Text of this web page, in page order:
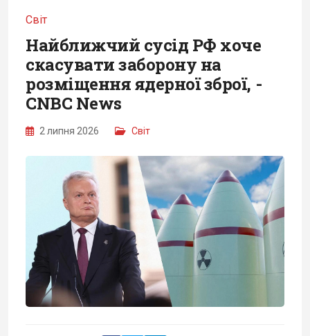
Світ
Найближчий сусід РФ хоче
скасувати заборону на
розміщення ядерної зброї, -
CNBC News
2 липня 2026 Світ